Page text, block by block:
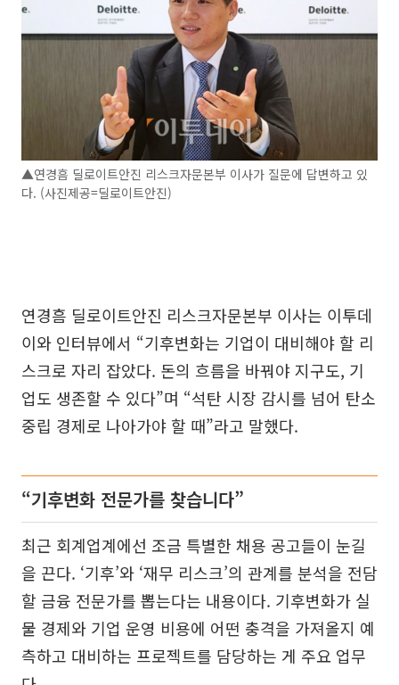
▲연경흠 딜로이트안진 리스크자문본부 이사가 질문에 답변하고 있
다. (사진제공=딜로이트안진)
연경흠 딜로이트안진 리스크자문본부 이사는 이투데
이와 인터뷰에서 “기후변화는 기업이 대비해야 할 리
스크로 자리 잡았다. 돈의 흐름을 바꿔야 지구도, 기
업도 생존할 수 있다”며 “석탄 시장 감시를 넘어 탄소
중립 경제로 나아가야 할 때”라고 말했다.
“기후변화 전문가를 찾습니다”
최근 회계업계에선 조금 특별한 채용 공고들이 눈길
을 끈다. ‘기후’와 ‘재무 리스크’의 관계를 분석을 전담
할 금융 전문가를 뽑는다는 내용이다. 기후변화가 실
물 경제와 기업 운영 비용에 어떤 충격을 가져올지 예
측하고 대비하는 프로젝트를 담당하는 게 주요 업무